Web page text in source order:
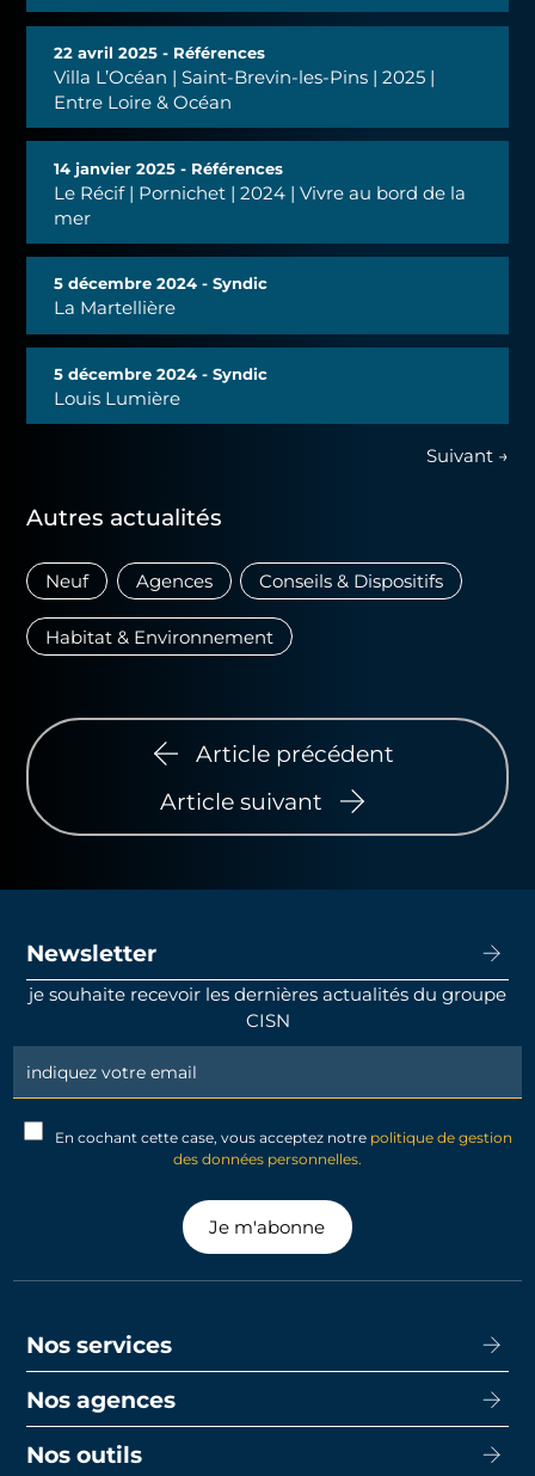
22 avril 2025 - Références
Villa L’Océan | Saint-Brevin-les-Pins | 2025 |
Entre Loire & Océan
14 janvier 2025 - Références
Le Récif | Pornichet | 2024 | Vivre au bord de la
mer
5 décembre 2024 - Syndic
La Martellière
5 décembre 2024 - Syndic
Louis Lumière
Suivant →
Autres actualités
Neuf Agences Conseils & Dispositifs
Habitat & Environnement
Article précédent
Article suivant
Newsletter
je souhaite recevoir les dernières actualités du groupe
CISN
Newsletter
Signup
En cochant cette case, vous acceptez notre politique de gestion
des données personnelles.
Je m'abonne
Nos services
Acheter
Nos agences
CISN Agence Immobilière Nantes Decré
Nos outils